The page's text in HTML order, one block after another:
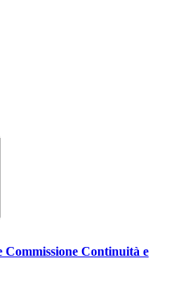
Commissione Continuità e